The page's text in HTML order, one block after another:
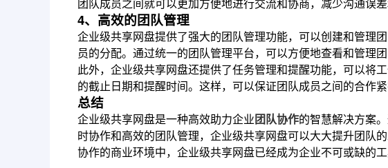
4、高效的团队管理
企业级共享网盘提供了强大的团队管理功能，可以创建和管理
员的分配。通过统一的团队管理平台，可以方便地查看和管理
此外，企业级共享网盘还提供了任务管理和提醒功能，可以将
的截止日期和提醒时间。这样，可以保证团队成员之间的合作
总结
企业级共享网盘是一种高效助力企业团队协作的智慧解决方案
时协作和高效的团队管理，企业级共享网盘可以大大提升团队
协作的商业环境中，企业级共享网盘已经成为企业不可或缺的工